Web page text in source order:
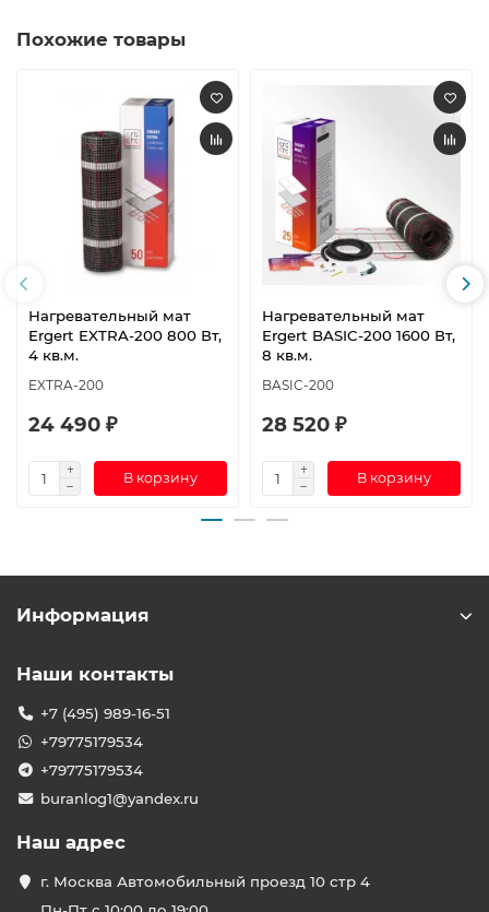
Похожие товары
Нагревательный мат
Ergert EXTRA-200 800 Вт,
4 кв.м.
EXTRA-200
24 490 ₽
В корзину
Нагревательный мат
Ergert BASIC-200 1600 Вт,
8 кв.м.
BASIC-200
28 520 ₽
В корзину
Информация
Наши контакты
+7 (495) 989-16-51
+79775179534
+79775179534
buranlog1@yandex.ru
Наш адрес
г. Москва Автомобильный проезд 10 стр 4